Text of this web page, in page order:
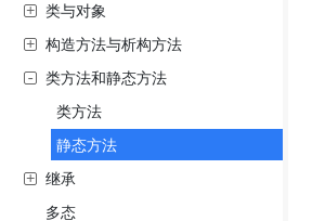
类与对象
构造方法与析构方法
类方法和静态方法
类方法
静态方法
继承
多态